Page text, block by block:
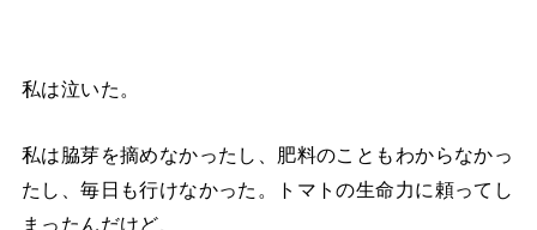
私は泣いた。
私は脇芽を摘めなかったし、肥料のこともわからなかっ
たし、毎日も行けなかった。トマトの生命力に頼ってし
まったんだけど、